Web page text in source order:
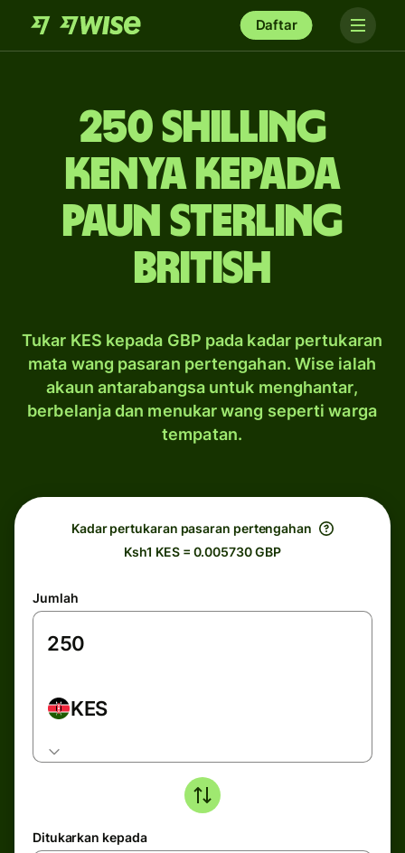
Daftar
250 shilling
Kenya kepada
paun sterling
British
Tukar KES kepada GBP pada kadar pertukaran
mata wang pasaran pertengahan. Wise ialah
akaun antarabangsa untuk menghantar,
berbelanja dan menukar wang seperti warga
tempatan.
Kadar pertukaran pasaran pertengahan
Ksh1 KES = 0.005730 GBP
Jumlah
KES
Ditukarkan kepada